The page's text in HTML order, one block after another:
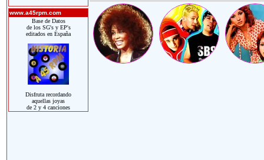
www.a45rpm.com
Base de Datos
de los SG's y EP's
editados en España
Disfruta recordando
aquellas joyas
de 2 y 4 canciones